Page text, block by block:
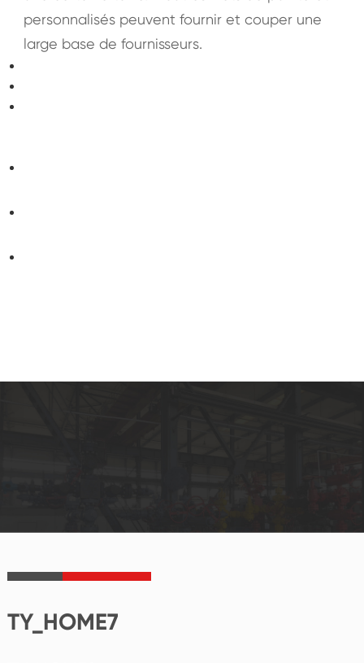
personnalisés peuvent fournir et couper une
large base de fournisseurs.
TY_HOME7